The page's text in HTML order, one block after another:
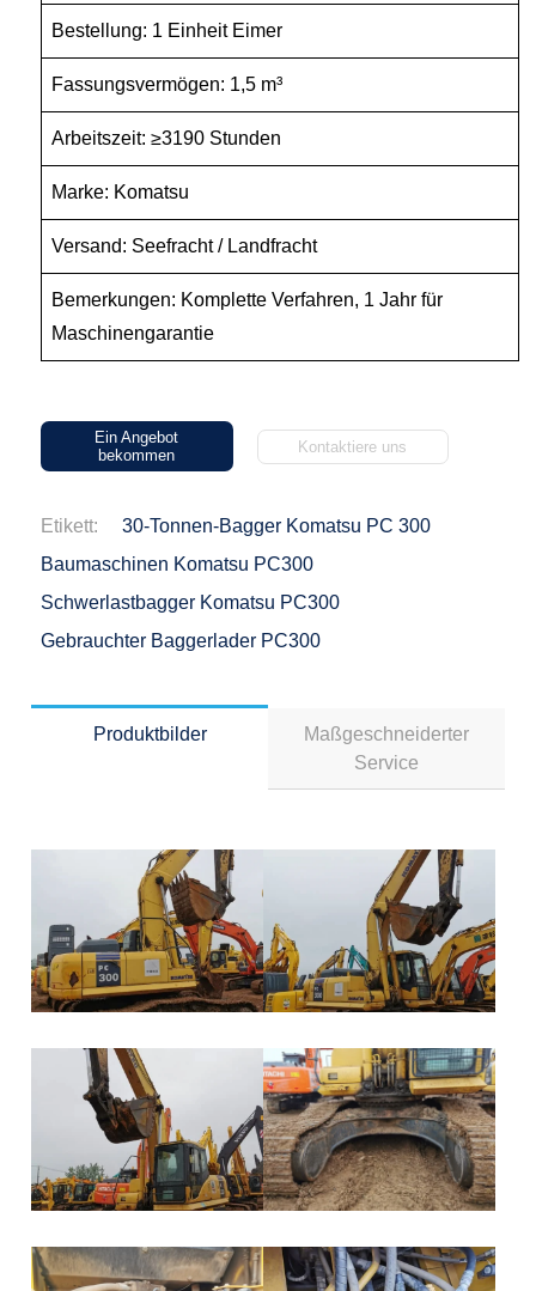
Bestellung: 1 Einheit Eimer
Fassungsvermögen: 1,5 m³
Arbeitszeit: ≥3190 Stunden
Marke: Komatsu
Versand: Seefracht / Landfracht
Bemerkungen: Komplette Verfahren, 1 Jahr für
Maschinengarantie
Ein Angebot
bekommen
Kontaktiere uns
Etikett:
30-Tonnen-Bagger Komatsu PC 300
Baumaschinen Komatsu PC300
Schwerlastbagger Komatsu PC300
Gebrauchter Baggerlader PC300
Produktbilder
Maßgeschneiderter
Service